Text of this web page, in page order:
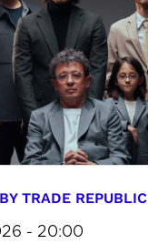
TRADE REPUBLIC
- 20:00